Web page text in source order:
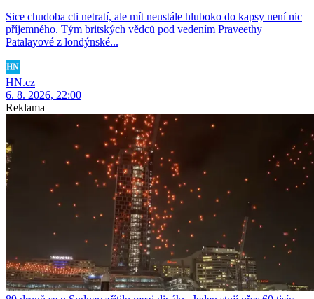
Sice chudoba cti netratí, ale mít neustále hluboko do kapsy není nic
příjemného. Tým britských vědců pod vedením Praveethy
Patalayové z londýnské...
HN.cz
6. 8. 2026, 22:00
Reklama